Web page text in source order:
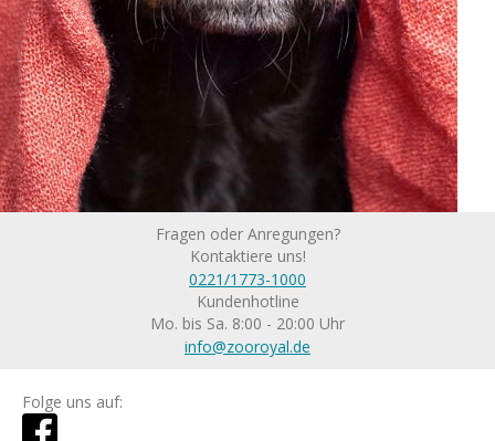
Fragen oder Anregungen?
Kontaktiere uns!
0221/1773-1000
Kundenhotline
Mo. bis Sa. 8:00 - 20:00 Uhr
info@zooroyal.de
Folge uns auf: